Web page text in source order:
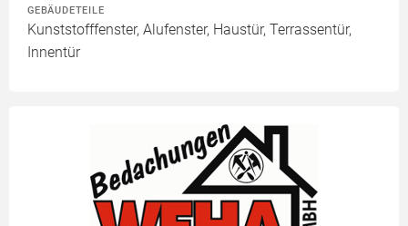
GEBÄUDETEILE
Kunststofffenster, Alufenster, Haustür, Terrassentür,
Innentür